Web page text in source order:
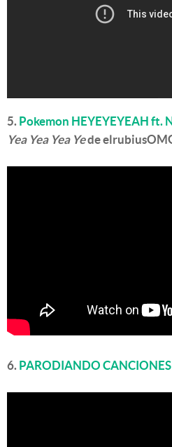
5. Pokemon HEYEYEYEAH ft.
Yea Yea Yea Yede
6. PARODIANDO